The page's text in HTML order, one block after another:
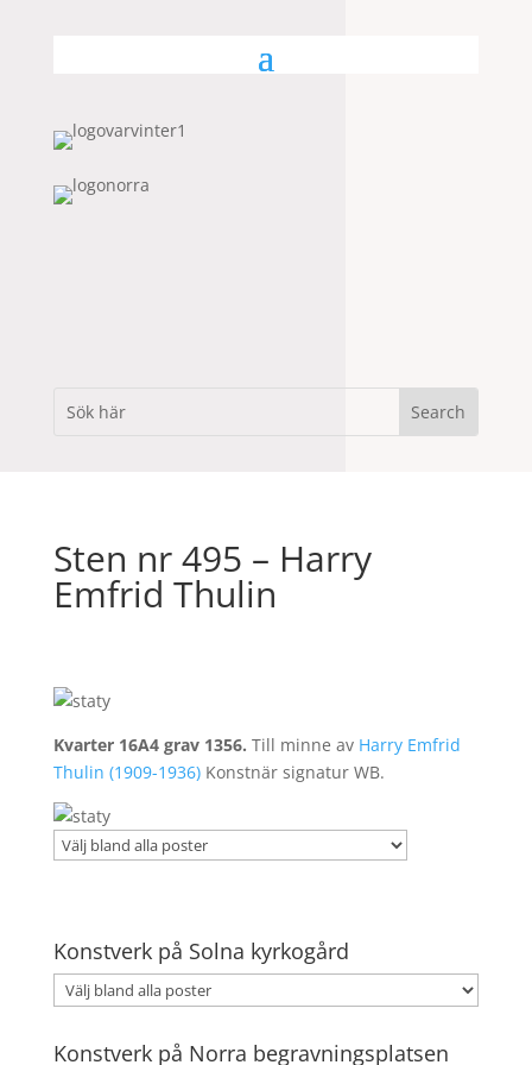
Sten nr 495 – Harry
Emfrid Thulin
Kvarter 16A4 grav 1356. Till minne av Harry Emfrid
Thulin (1909-1936)Konstnär signatur WB.
Konstverk på Solna kyrkogård
Konstverk på Norra begravningsplatsen